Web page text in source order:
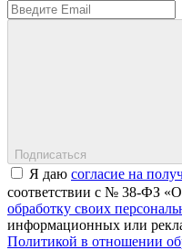
Подписаться
Я даю согласие на
соответствии с № 38-ФЗ «О
обработку своих
информационных или
Политикой в отношении